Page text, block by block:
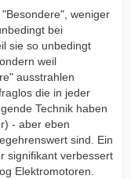
weniger
bei
sie so unbedingt
weil
ausstrahlen
die in jeder
Technik haben
- aber eben
sind. Ein
signifikant verbessert
Elektromotoren.